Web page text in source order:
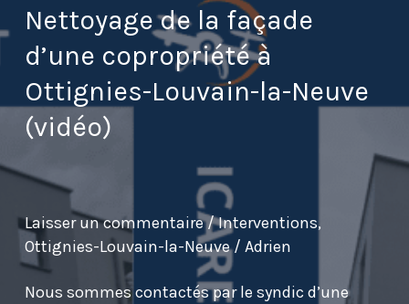
façade
industrielle
à
Bruxelles
Nettoyage de la façade
d’une copropriété à
Ottignies-Louvain-la-Neuve
(vidéo)
Laisser un commentaire /Interventions,
Ottignies-Louvain-la-Neuve/ Adrien
Nous sommes contactés par le syndic d’une